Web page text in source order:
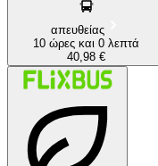
απευθείας
10 ώρες και 0 λεπτά
40,98 €